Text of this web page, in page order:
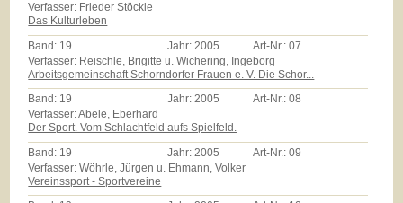
Verfasser: Frieder Stöckle
Das Kulturleben
Band: 19 Jahr: 2005 Art-Nr.:07
Verfasser: Reischle, Brigitte u. Wichering, Ingeborg
Arbeitsgemeinschaft Schorndorfer Frauen e. V. Die Schor...
Band: 19 Jahr:2005 Art-Nr.:08
Verfasser: Abele, Eberhard
Der Sport. Vom Schlachtfeld aufs Spielfeld.
Band: 19 Jahr: 2005 Art-Nr.:09
Verfasser: Wöhrle, Jürgen u. Ehmann, Volker
Vereinssport - Sportvereine